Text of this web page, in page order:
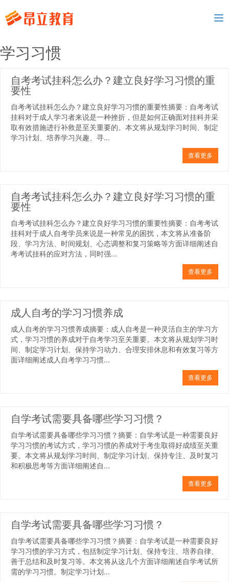
学习习惯
自考考试挂科怎么办？建立良好学习习惯的重
要性
自考考试挂科怎么办？建立良好学习习惯的重要性摘要：自考考试
挂科对于成人学习者来说是一种挫折，但是如何正确面对挂科并采
取有效措施进行补救是至关重要的。本文将从规划学习时间、制定
学习计划、培养学习兴趣、寻...
查看更多
自考考试挂科怎么办？建立良好学习习惯的重
要性
自考考试挂科怎么办？建立良好学习习惯的重要性摘要：自考考试
挂科对于成人自考学员来说是一种常见的困扰，本文将从准备阶
段、学习方法、时间规划、心态调整和复习策略等方面详细阐述自
考考试挂科的应对方法，同时强...
查看更多
成人自考的学习习惯养成
成人自考的学习习惯养成摘要：成人自考是一种灵活自主的学习方
式，学习习惯的养成对于自考学习至关重要。本文将从规划学习时
间、制定学习计划、保持学习动力、合理安排休息和有效复习等方
面详细阐述成人自考学习习惯...
查看更多
自学考试需要具备哪些学习习惯？
自学考试需要具备哪些学习习惯？摘要：自学考试是一种需要良好
学习习惯的考试方式，学习习惯的养成对于考生取得好成绩至关重
要。本文将从规划学习时间、制定学习计划、保持专注、及时复习
和积极思考等方面详细阐述自...
查看更多
自学考试需要具备哪些学习习惯？
自学考试需要具备哪些学习习惯？摘要：自学考试是一种需要良好
学习习惯的学习方式，包括制定学习计划、保持专注、培养自律、
善于总结和及时复习等。本文将从这几个方面详细阐述自学考试所
需的学习习惯。制定学习计划...